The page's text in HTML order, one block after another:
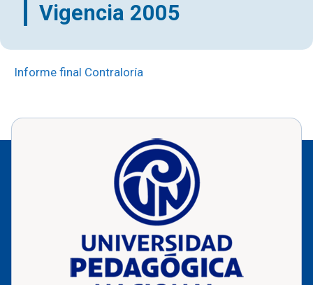
Vigencia 2005
Informe final Contraloría